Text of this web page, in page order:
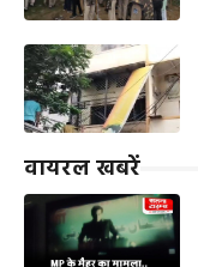
वायरल खबरें